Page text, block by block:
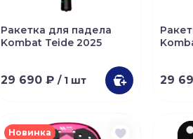
Ракетка для падела
Kombat Teide 2025
29 690 ₽/ 1 шт 29
Новинка